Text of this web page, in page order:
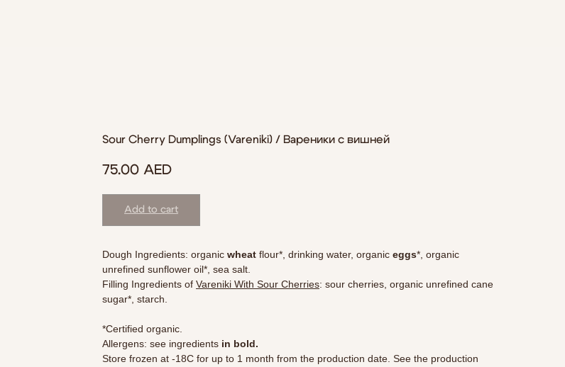
Sour Cherry Dumplings (Vareniki) / Вареники с вишней
75.00 AED
Add to cart
Dough Ingredients: organic wheat flour*, drinking water, organic eggs*, organic
unrefined sunflower oil*, sea salt.
Filling Ingredients of Vareniki With Sour Cherries: sour cherries, organic unrefined cane
sugar*, starch.
*Certified organic.
Allergens: see ingredients in bold.
Store frozen at -18C for up to 1 month from the production date. See the production